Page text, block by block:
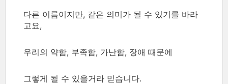
다른 이름이지만, 같은 의미가 될 수 있기를 바라
고요,
우리의 약함, 부족함, 가난함, 장애 때문에
그렇게 될 수 있을거라 믿습니다.